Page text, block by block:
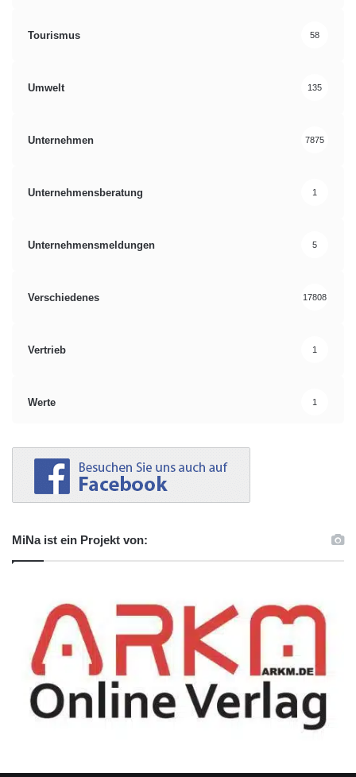
Tourismus 58
Umwelt 135
Unternehmen 7875
Unternehmensberatung 1
Unternehmensmeldungen 5
Verschiedenes 17808
Vertrieb 1
Werte 1
MiNa ist ein Projekt von: